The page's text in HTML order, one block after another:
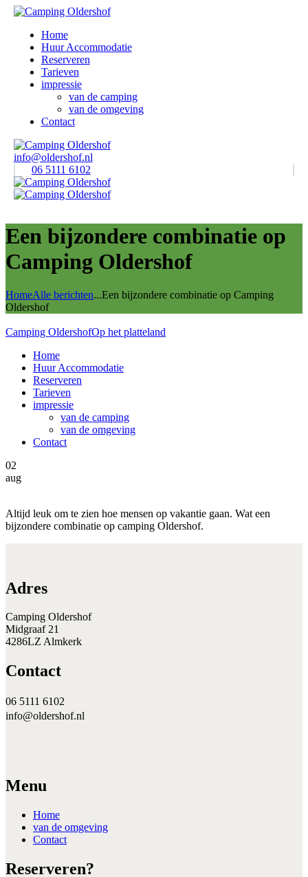
Home
Huur Accommodatie
Reserveren
Tarieven
impressie
van de camping
van de omgeving
Contact
info@oldershof.nl
06 5111 6102
Een bijzondere combinatie op
Camping Oldershof
HomeAlle berichten...Een bijzondere combinatie op Camping
Oldershof
Camping OldershofOp het platteland
Home
Huur Accommodatie
Reserveren
Tarieven
impressie
van de camping
van de omgeving
Contact
02
aug
Altijd leuk om te zien hoe mensen op vakantie gaan. Wat een
bijzondere combinatie op camping Oldershof.
Adres
Camping Oldershof
Midgraaf 21
4286LZ Almkerk
Contact
06 5111 6102
info@oldershof.nl
Menu
Home
van de omgeving
Contact
Reserveren?